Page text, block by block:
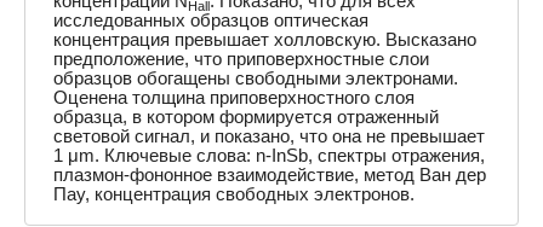
Hall
исследованных образцов оптическая
концентрация превышает холловскую. Высказано
предположение, что приповерхностные слои
образцов обогащены свободными электронами.
Оценена толщина приповерхностного слоя
образца, в котором формируется отраженный
световой сигнал, и показано, что она не превышает
1 μm. Ключевые слова: n-InSb, спектры отражения,
плазмон-фононное взаимодействие, метод Ван дер
Пау, концентрация свободных электронов.